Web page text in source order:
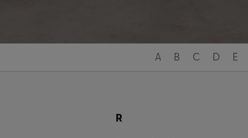
A B C D E
R